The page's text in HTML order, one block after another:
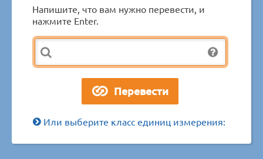
Напишите, что вам нужно перевести, и
нажмите Enter.
Или выберите класс единиц измерения: